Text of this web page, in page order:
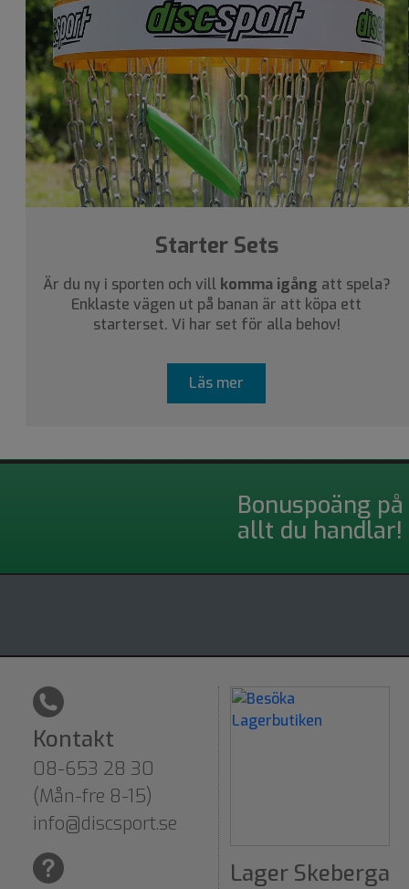
Starter Sets
Är du ny i sporten och vill komma igång att spela?
Enklaste vägen ut på banan är att köpa ett
starterset. Vi har set för alla behov!
Läs mer
Bonuspoäng på
allt du handlar!
Kontakt
08-653 28 30
(Mån-fre 8-15)
info@discsport.se
Lager Skeberga